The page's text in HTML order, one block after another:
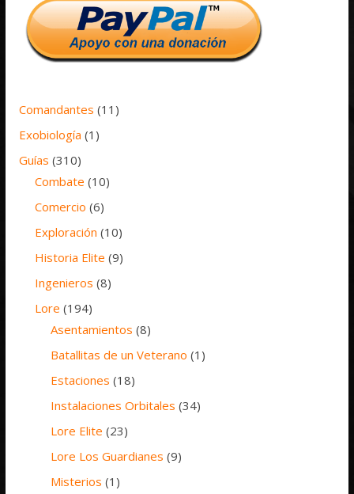
Comandantes (11)
Exobiología (1)
Guías (310)
Combate (10)
Comercio (6)
Exploración (10)
Historia Elite (9)
Ingenieros (8)
Lore (194)
Asentamientos (8)
Batallitas de un Veterano (1)
Estaciones (18)
Instalaciones Orbitales (34)
Lore Elite (23)
Lore Los Guardianes (9)
Misterios (1)